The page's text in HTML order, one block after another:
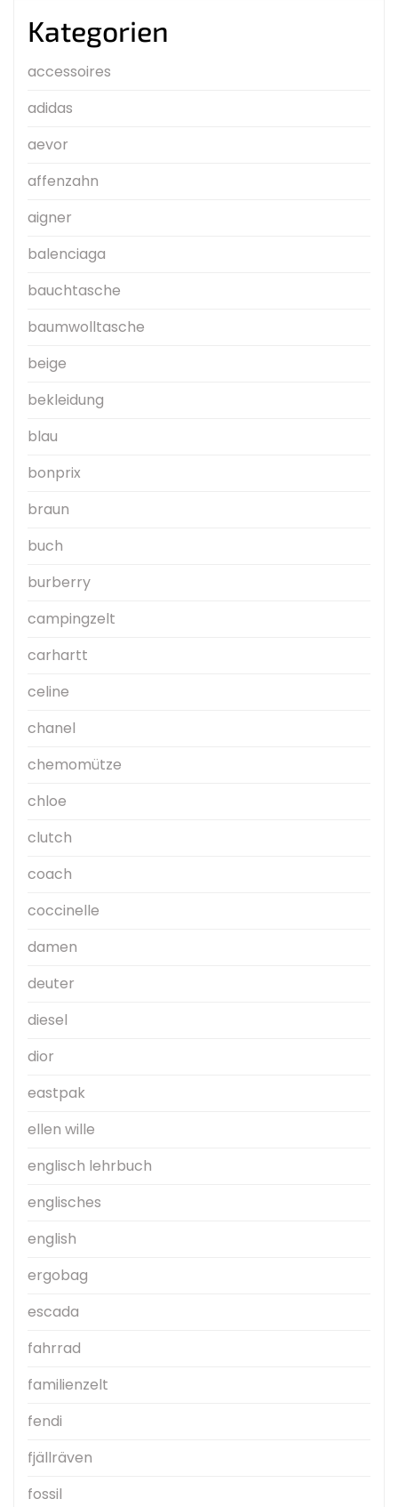
Kategorien
accessoires
adidas
aevor
affenzahn
aigner
balenciaga
bauchtasche
baumwolltasche
beige
bekleidung
blau
bonprix
braun
buch
burberry
campingzelt
carhartt
celine
chanel
chemomütze
chloe
clutch
coach
coccinelle
damen
deuter
diesel
dior
eastpak
ellen wille
englisch lehrbuch
englisches
english
ergobag
escada
fahrrad
familienzelt
fendi
fjällräven
fossil